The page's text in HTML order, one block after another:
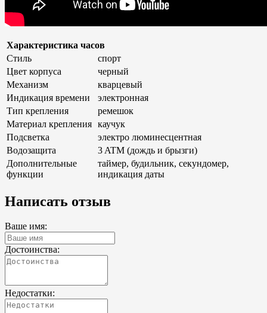
Характеристика часов
Стиль
спорт
Цвет корпуса
черный
Механизм
кварцевый
Индикация времени
электронная
Тип крепления
ремешок
Материал крепления каучук
Подсветка
электро люминесцентная
Водозащита
3 ATM (дождь и брызги)
Дополнительные
функции
таймер, будильник, секундомер,
индикация даты
Написать отзыв
Ваше имя:
Достоинства:
Недостатки: